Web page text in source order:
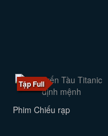
Tập Full
Phim Chiếu rạp